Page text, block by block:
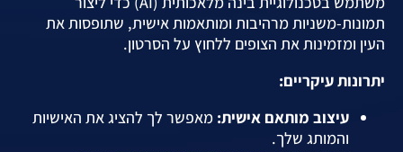
תמונות-משניות מרהיבות ומותאמות אישית, שתופסות את
העין ומזמינות את הצופים ללחוץ על הסרטון.
יתרונות עיקריים:
עיצוב מותאם אישית: מאפשר לך להציג את האישיות
והמותג שלך.